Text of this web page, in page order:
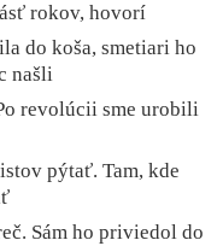
rokov, hovorí
do koša, smetiari ho
našli
revolúcii sme urobili
pýtať. Tam, kde
Sám ho priviedol do